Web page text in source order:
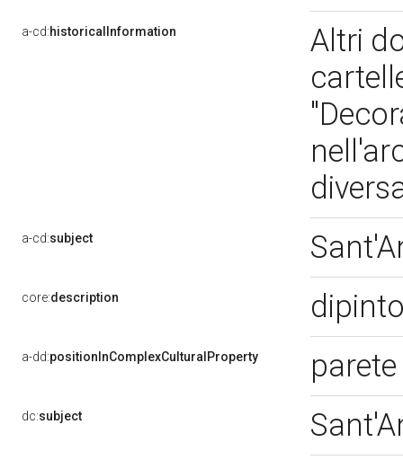
a-cd:historicalInformation
Altri
a-cd:subject
core:description
a-dd:positionInComplexCulturalProperty
dc:subject